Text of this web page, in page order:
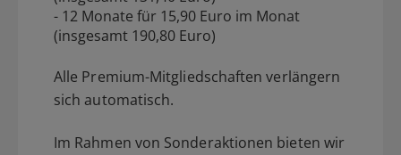
- 12 Monate für 15,90 Euro im Monat
(insgesamt 190,80 Euro)
Alle Premium-Mitgliedschaften verlängern
sich automatisch.
Im Rahmen von Sonderaktionen bieten wir